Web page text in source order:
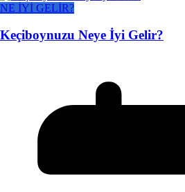
NE İYİ GELİR?
Keçiboynuzu Neye İyi Gelir?